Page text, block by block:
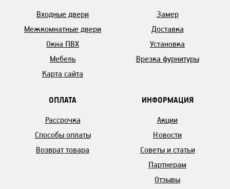
Входные двери
Межкомнатные двери
Окна ПВХ
Мебель
Карта сайта
Замер
Доставка
Установка
Врезка фурнитуры
ОПЛАТА
Рассрочка
Способы оплаты
Возврат товара
ИНФОРМАЦИЯ
Акции
Новости
Советы и статьи
Партнерам
Отзывы